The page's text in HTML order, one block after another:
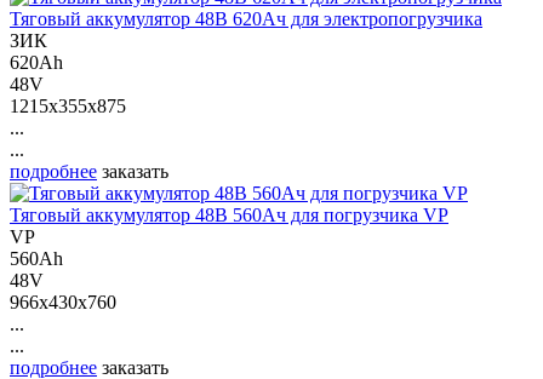
Тяговый аккумулятор 48В 620Ач для электропогрузчика
ЗИК
620Ah
48V
1215x355x875
...
...
подробнее заказать
Тяговый аккумулятор 48В 560Ач для погрузчика VP
VP
560Ah
48V
966x430x760
...
...
подробнее заказать